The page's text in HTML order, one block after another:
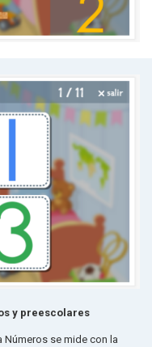
y preescolares
se mide con la